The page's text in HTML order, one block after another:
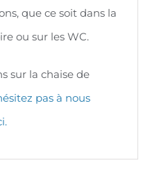
que ce soit dans la
ou sur les WC.
sur la chaise de
pas à nous